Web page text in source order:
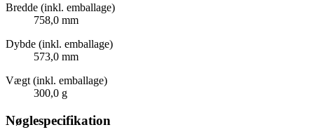
Bredde (inkl. emballage)
758,0 mm
Dybde (inkl. emballage)
573,0 mm
Vægt (inkl. emballage)
300,0 g
Nøglespecifikation